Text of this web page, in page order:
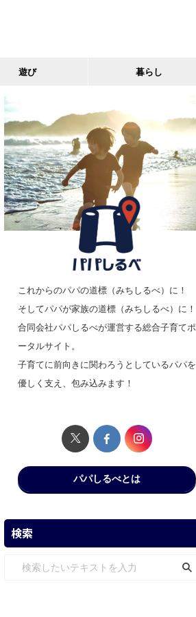
遊び 暮らし
これからのパパの道標（みちしるべ）に！
そしてパパが家族の道標（みちしるべ）に！
合同会社パパしるべが運営する総合子育てポ
ータルサイト。
子育てに前向きに関わろうとしているパパを
優しく支え、包み込みます！
パパしるべとは
検索